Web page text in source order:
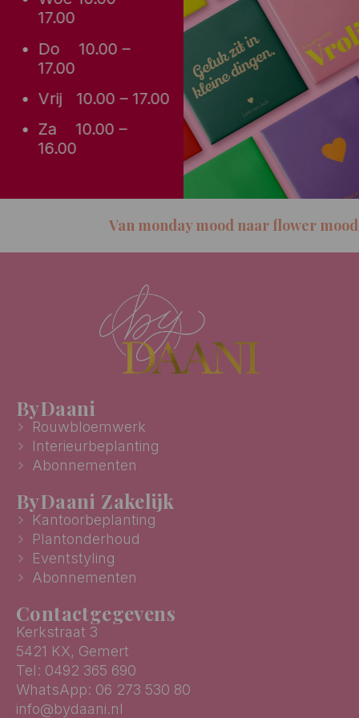
17.00
Do 10.00 –
17.00
Vrij 10.00 – 17.00
Za 10.00 –
16.00
Van monday mood naar flower mood
ByDaani
Rouwbloemwerk
Interieurbeplanting
Abonnementen
ByDaani Zakelijk
Kantoorbeplanting
Plantonderhoud
Eventstyling
Abonnementen
Contactgegevens
Kerkstraat 3
5421 KX, Gemert
Tel: 0492 365 690
WhatsApp: 06 273 530 80
info@bydaani.nl